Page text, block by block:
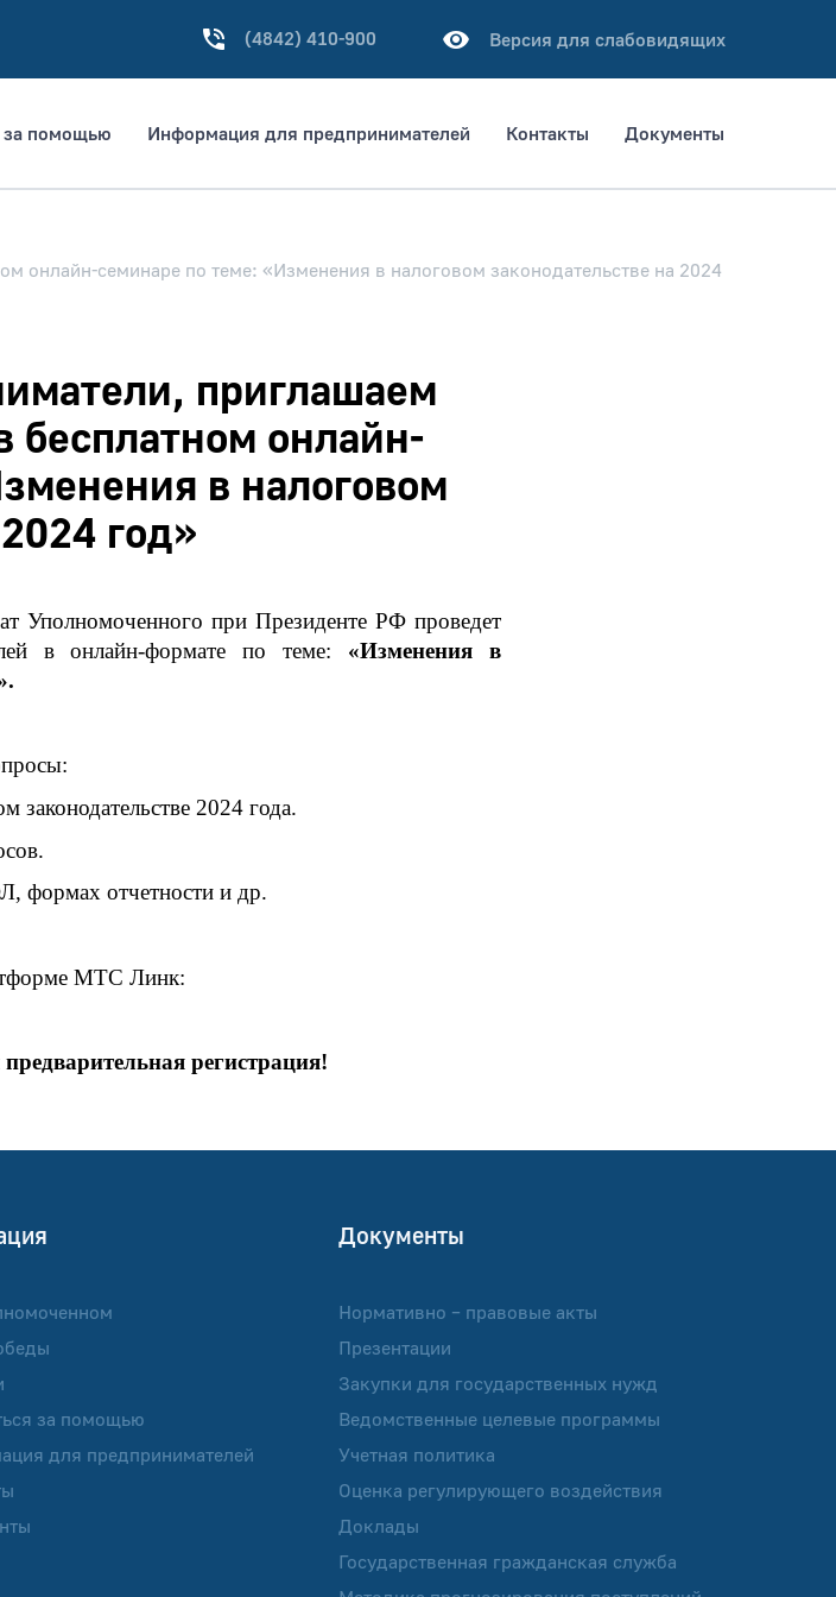
(4842) 410-900 Версия для слабовидящих
за помощью Информация для предпринимателей Контакты Документы
онлайн-семинаре по теме: «Изменения в налоговом законодательстве на 2024
приглашаем
бесплатном онлайн-
в налоговом
год»
Уполномоченного при Президенте РФ проведет
в онлайн-формате по теме: «Изменения в
2024 года.
отчетности и др.
МТС Линк:
регистрация!
за помощью
для предпринимателей
Документы
Нормативно – правовые акты
Презентации
Закупки для государственных нужд
Ведомственные целевые программы
Учетная политика
Оценка регулирующего воздействия
Доклады
Государственная гражданская служба